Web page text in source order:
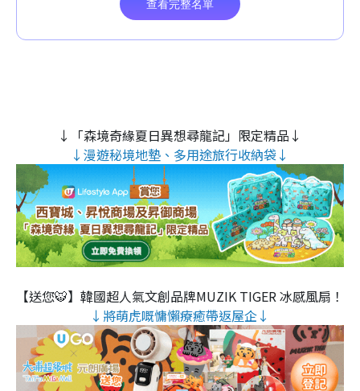
↓「森境奇緣夏日異想尋龍記」限定精品↓
↓漫遊秘境地墊、多用途旅行收納袋↓
【送您🐯】韓國超人氣文創品牌MUZIK TIGER 冰感風扇！
↓將萌虎嘅慵懶療癒帶返屋企↓